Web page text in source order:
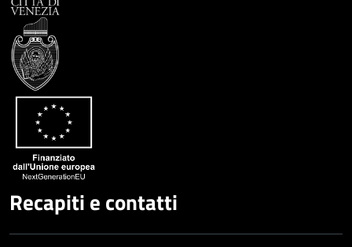
Recapiti e contatti